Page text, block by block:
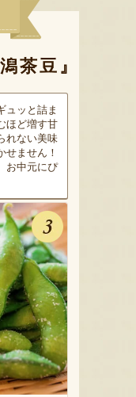
茶豆』
ュッと詰ま
ほど増す甘
れない美味
せません！
お中元にぴ